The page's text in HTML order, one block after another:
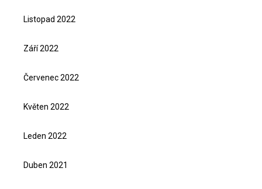
Listopad 2022
Září 2022
Červenec 2022
Květen 2022
Leden 2022
Duben 2021